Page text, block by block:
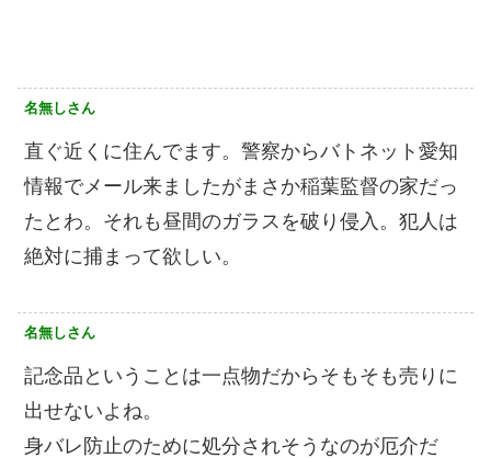
名無しさん
直ぐ近くに住んでます。警察からバトネット愛知
情報でメール来ましたがまさか稲葉監督の家だっ
たとわ。それも昼間のガラスを破り侵入。犯人は
絶対に捕まって欲しい。
名無しさん
記念品ということは一点物だからそもそも売りに
出せないよね。
身バレ防止のために処分されそうなのが厄介だ